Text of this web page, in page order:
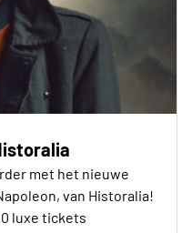
met het nieuwe
van Historalia!
luxe tickets